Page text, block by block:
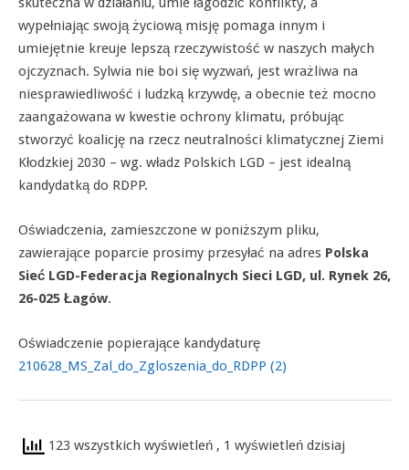
wypełniając swoją życiową misję pomaga innym i
umiejętnie kreuje lepszą rzeczywistość w naszych małych
ojczyznach. Sylwia nie boi się wyzwań, jest wrażliwa na
niesprawiedliwość i ludzką krzywdę, a obecnie też mocno
zaangażowana w kwestie ochrony klimatu, próbując
stworzyć koalicję na rzecz neutralności klimatycznej Ziemi
Kłodzkiej 2030 – wg. władz Polskich LGD – jest idealną
kandydatką do RDPP.
Oświadczenia, zamieszczone w poniższym pliku,
zawierające poparcie prosimy przesyłać na adres Polska
Sieć LGD-Federacja Regionalnych Sieci LGD, ul. Rynek 26,
26-025 Łagów.
Oświadczenie popierające kandydaturę
210628_MS_Zal_do_Zgloszenia_do_RDPP (2)
123 wszystkich wyświetleń , 1 wyświetleń dzisiaj